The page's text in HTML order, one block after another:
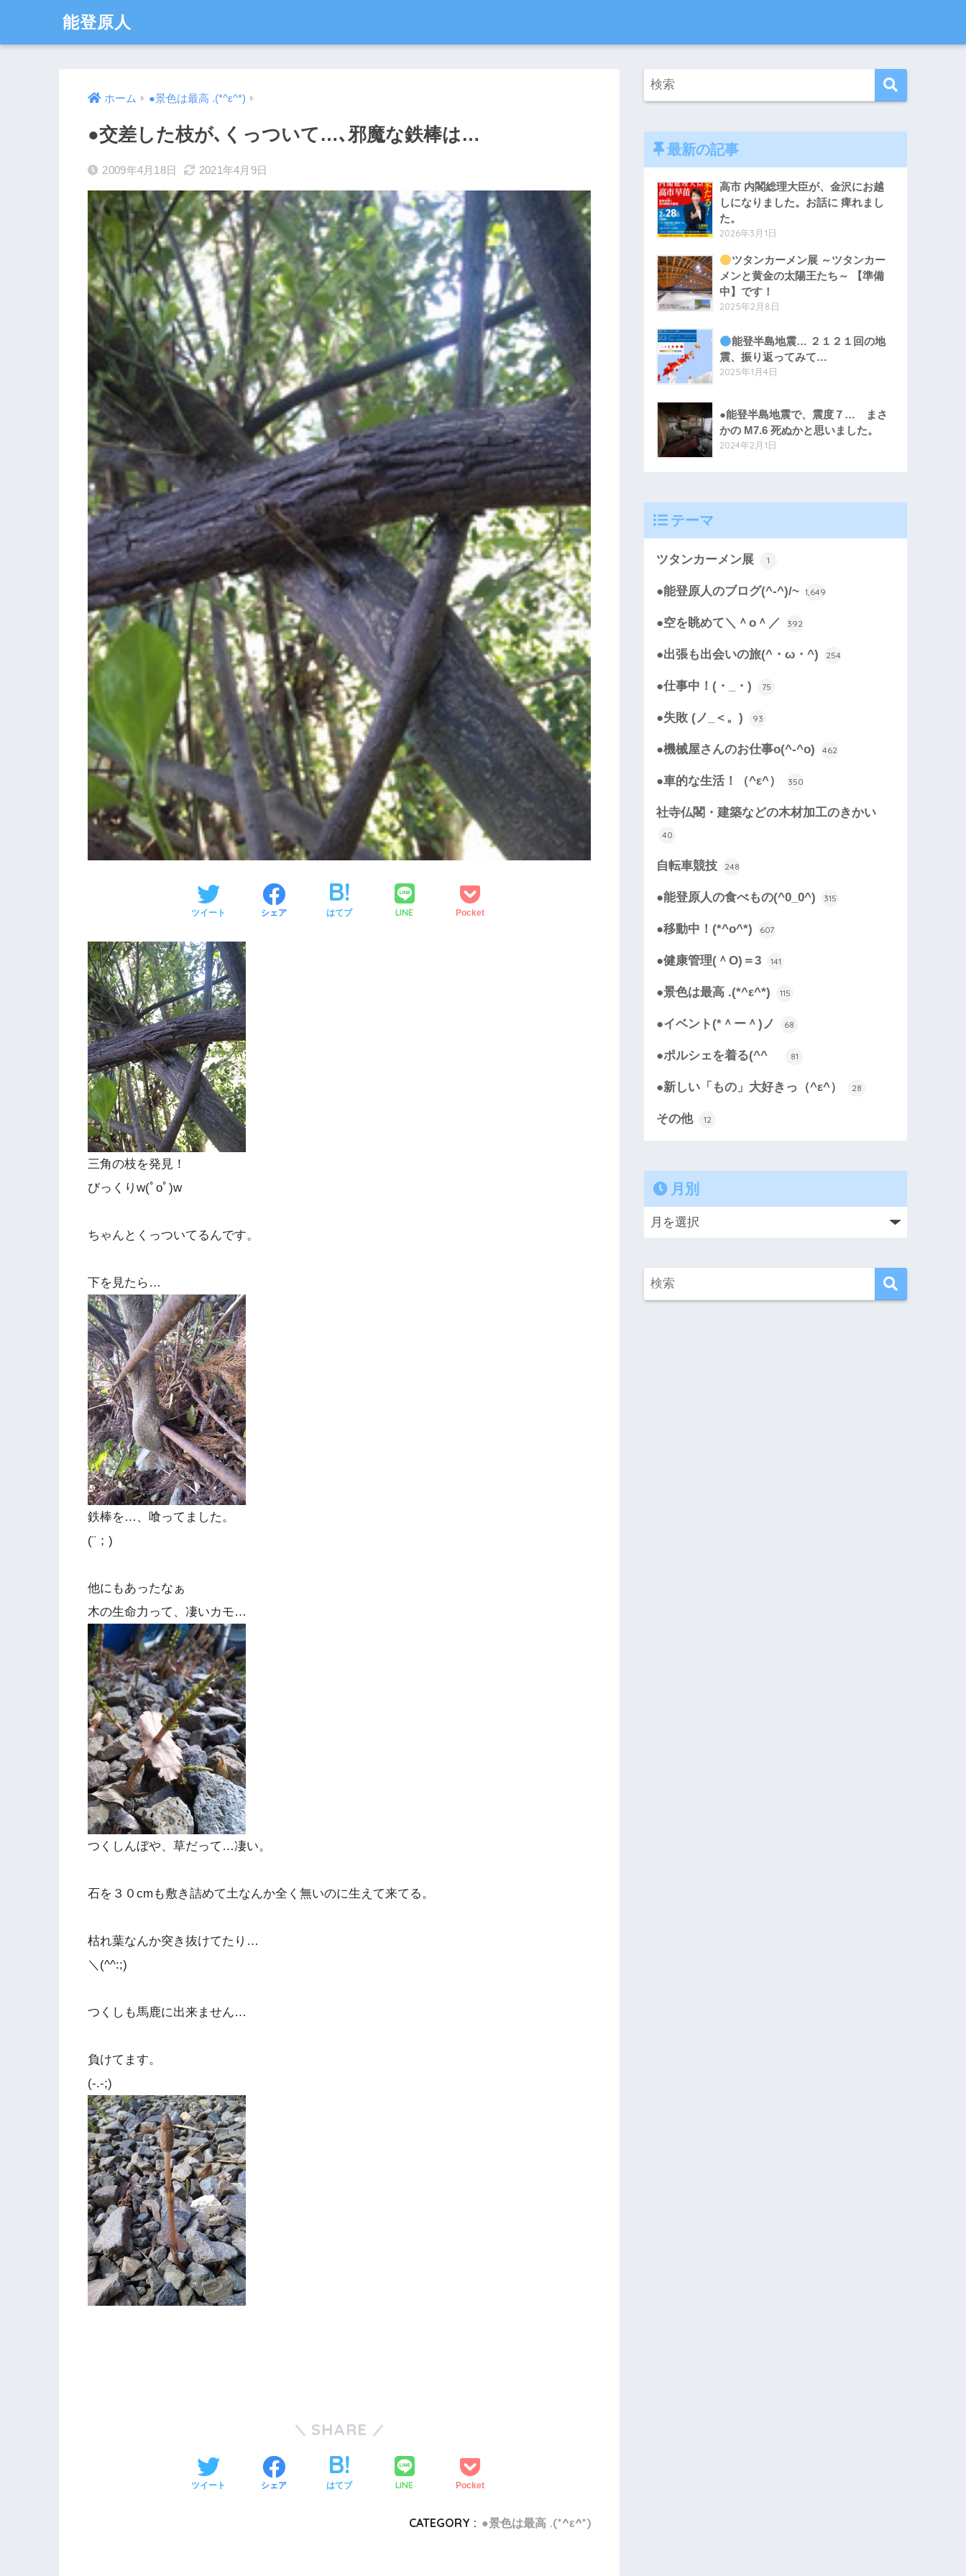
能登原人
ホーム ●景色は最高 .(*^ε^*)
●交差した枝が､くっついて…､邪魔な鉄棒は…
2009年4月18日 2021年4月9日
ツイート シェア はてブ LINE Pocket
三角の枝を発見！
びっくりw(ﾟoﾟ)w
ちゃんとくっついてるんです。
下を見たら…
鉄棒を…、喰ってました。
(¨；)
他にもあったなぁ
木の生命力って、凄いカモ…
つくしんぼや、草だって…凄い。
石を３０cmも敷き詰めて土なんか全く無いのに生えて来てる。
枯れ葉なんか突き抜けてたり…
＼(^^:;)
つくしも馬鹿に出来ません…
負けてます。
(-.-;)
SHARE
ツイート シェア はてブ LINE Pocket
CATEGORY : ●景色は最高 .(*^ε^*)
最新の記事
高市 内閣総理大臣が、金沢にお越
しになりました。お話に 痺れまし
た。
2026年3月1日
ツタンカーメン展 ～ツタンカー
メンと黄金の太陽王たち～ 【準備
中】です！
2025年2月8日
能登半島地震… ２１２１回の地
震、振り返ってみて…
2025年1月4日
●能登半島地震で、震度７… まさ
かの M7.6 死ぬかと思いました。
2024年2月1日
テーマ
ツタンカーメン展 1
●能登原人のブログ(^-^)/~ 1,649
●空を眺めて＼＾o＾／ 392
●出張も出会いの旅(^・ω・^) 254
●仕事中！(・_・) 75
●失敗 (ノ_＜。) 93
●機械屋さんのお仕事o(^-^o) 462
●車的な生活！（^ε^） 350
社寺仏閣・建築などの木材加工のきかい
40
自転車競技 248
●能登原人の食べもの(^0_0^) 315
●移動中！(*^o^*) 607
●健康管理(＾O)＝3 141
●景色は最高 .(*^ε^*) 115
●イベント(*＾ー＾)ノ 68
●ポルシェを着る(^^ゞ 81
●新しい「もの」大好きっ（^ε^） 28
その他 12
月別